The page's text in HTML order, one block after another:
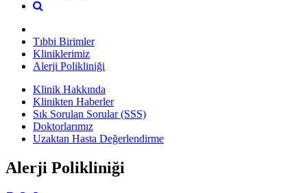
Tıbbi Birimler
Kliniklerimiz
Alerji Polikliniği
Klinik Hakkında
Klinikten Haberler
Sık Sorulan Sorular (SSS)
Doktorlarımız
Uzaktan Hasta Değerlendirme
Alerji Polikliniği